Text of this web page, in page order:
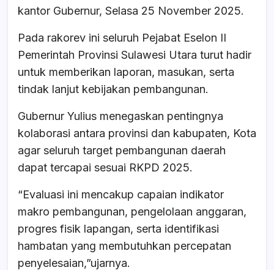
k
kantor Gubernur, Selasa 25 November 2025.
Pada rakorev ini seluruh Pejabat Eselon II
Pemerintah Provinsi Sulawesi Utara turut hadir
untuk memberikan laporan, masukan, serta
tindak lanjut kebijakan pembangunan.
Gubernur Yulius menegaskan pentingnya
kolaborasi antara provinsi dan kabupaten, Kota
agar seluruh target pembangunan daerah
dapat tercapai sesuai RKPD 2025.
“Evaluasi ini mencakup capaian indikator
makro pembangunan, pengelolaan anggaran,
progres fisik lapangan, serta identifikasi
hambatan yang membutuhkan percepatan
penyelesaian,”ujarnya.